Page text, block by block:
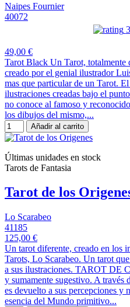
Naipes Fournier
40072
49,00 €
Tarot Black Un Tarot, totalmente
creado por el genial ilustrador
mas que particular de un Tarot.
ilustraciones creadas bajo el
no conoce al famoso y
los dibujos del mismo,...
Añadir al carrito
Últimas unidades en stock
Tarots de Fantasia
Tarot de los
Lo Scarabeo
41185
125,00 €
Un tarot diferente, creado en los
Tarots, Lo Scarabeo. Un tarot
a sus ilustraciones. TAROT DE
y sumamente sugestivo. A través
es devuelto a sus percepciones y
esencia del Mundo primitivo...